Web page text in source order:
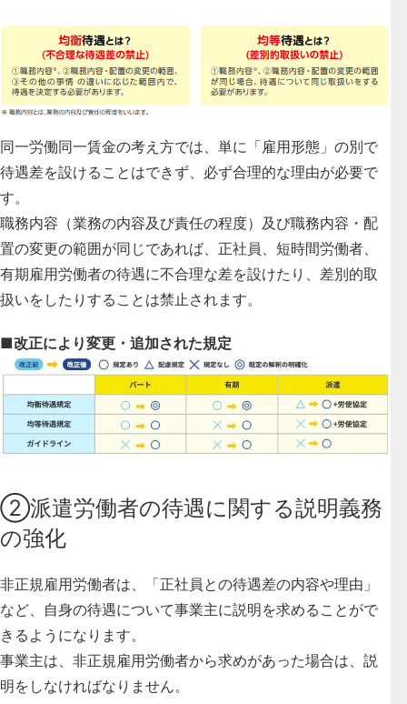
同一労働同一賃金の考え方では、単に「雇用形態」の別で
待遇差を設けることはできず、必ず合理的な理由が必要で
す。
職務内容（業務の内容及び責任の程度）及び職務内容・配
置の変更の範囲が同じであれば、正社員、短時間労働者、
有期雇用労働者の待遇に不合理な差を設けたり、差別的取
扱いをしたりすることは禁止されます。
■改正により変更・追加された規定
②派遣労働者の待遇に関する説明義務
の強化
非正規雇用労働者は、「正社員との待遇差の内容や理由」
など、 自身の待遇について事業主に説明を求めることがで
きる ようになります。
事業主は、非正規雇用労働者から求めがあった場合は、説
明をしなければなりません。